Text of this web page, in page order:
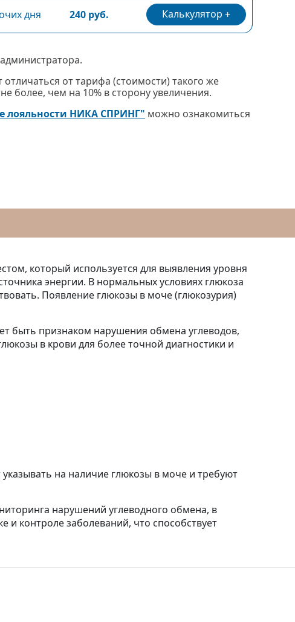
дня 240 руб. Калькулятор
от тарифа (стоимости) такого же
более, чем на 10% в сторону увеличения.
лояльности НИКА СПРИНГ" можно ознакомиться
который используется для выявления уровня
энергии. В нормальных условиях глюкоза
Появление глюкозы в моче (глюкозурия)
быть признаком нарушения обмена углеводов,
в крови для более точной диагностики и
на наличие глюкозы в моче и требуют
нарушений углеводного обмена, в
контроле заболеваний, что способствует